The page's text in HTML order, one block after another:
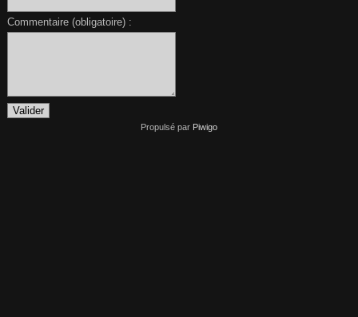
Commentaire (obligatoire) :
Propulsé par Piwigo